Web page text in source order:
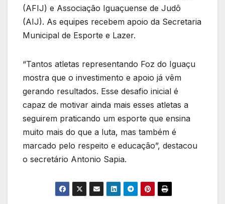
(AFIJ) e Associação Iguaçuense de Judô
(AIJ). As equipes recebem apoio da Secretaria
Municipal de Esporte e Lazer.
“Tantos atletas representando Foz do Iguaçu
mostra que o investimento e apoio já vêm
gerando resultados. Esse desafio inicial é
capaz de motivar ainda mais esses atletas a
seguirem praticando um esporte que ensina
muito mais do que a luta, mas também é
marcado pelo respeito e educação”, destacou
o secretário Antonio Sapia.